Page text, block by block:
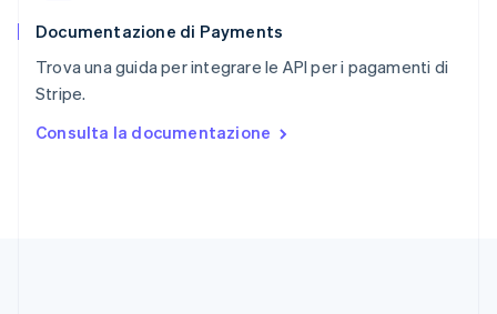
Documentazione di Payments
Trova una guida per integrare le API per i pagamenti di
Stripe.
Consulta la documentazione
Slovenia
Spagna
Español
English Español简体中文